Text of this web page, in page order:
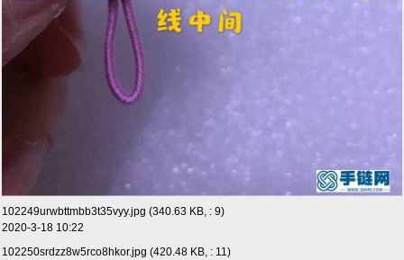
102249urwbttmbb3t35vyy.jpg (340.63 KB, : 9)
2020-3-18 10:22
102250srdzz8w5rco8hkor.jpg (420.48 KB, : 11)